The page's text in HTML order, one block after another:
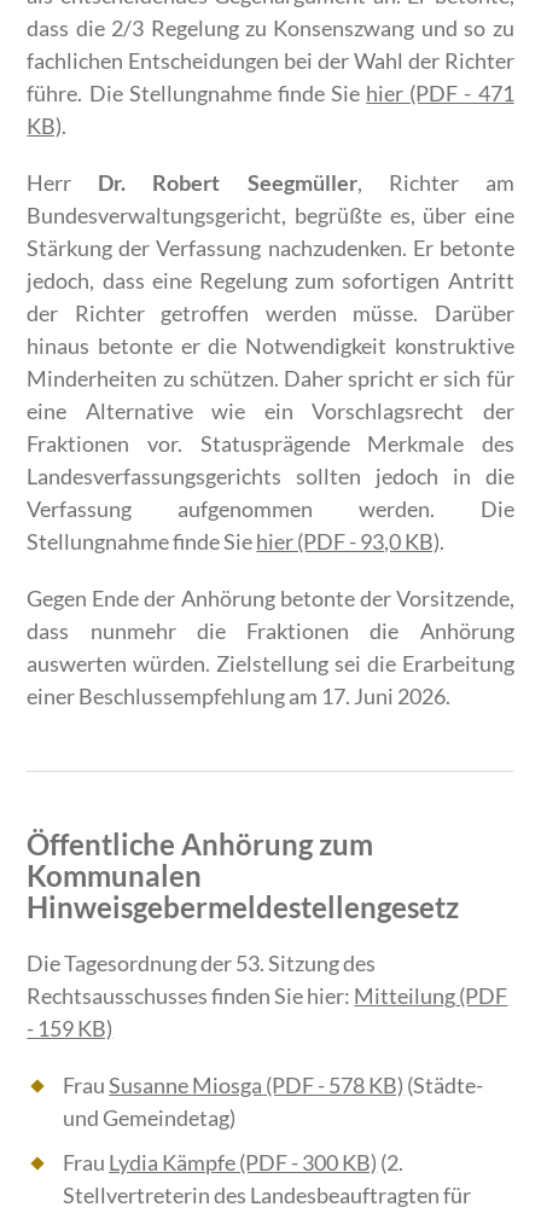
dass die 2/3 Regelung zu Konsenszwang und so zu
fachlichen Entscheidungen bei der Wahl der Richter
führe. Die Stellungnahme finde Sie hier (PDF - 471
KB).
Herr Dr. Robert Seegmüller, Richter am
Bundesverwaltungsgericht, begrüßte es, über eine
Stärkung der Verfassung nachzudenken. Er betonte
jedoch, dass eine Regelung zum sofortigen Antritt
der Richter getroffen werden müsse. Darüber
hinaus betonte er die Notwendigkeit konstruktive
Minderheiten zu schützen. Daher spricht er sich für
eine Alternative wie ein Vorschlagsrecht der
Fraktionen vor. Statusprägende Merkmale des
Landesverfassungsgerichts sollten jedoch in die
Verfassung aufgenommen werden. Die
Stellungnahme finde Siehier (PDF - 93,0 KB).
Gegen Ende der Anhörung betonte der Vorsitzende,
dass nunmehr die Fraktionen die Anhörung
auswerten würden. Zielstellung sei die Erarbeitung
einer Beschlussempfehlung am 17. Juni 2026.
Öffentliche Anhörung zum
Kommunalen
Hinweisgebermeldestellengesetz
Die Tagesordnung der 53. Sitzung des
Rechtsausschusses finden Sie hier: Mitteilung(PDF
- 159 KB)
FrauSusanne Miosga (PDF - 578 KB) (Städte-
und Gemeindetag)
Frau Lydia Kämpfe(PDF - 300 KB) (2.
Stellvertreterin des Landesbeauftragten für